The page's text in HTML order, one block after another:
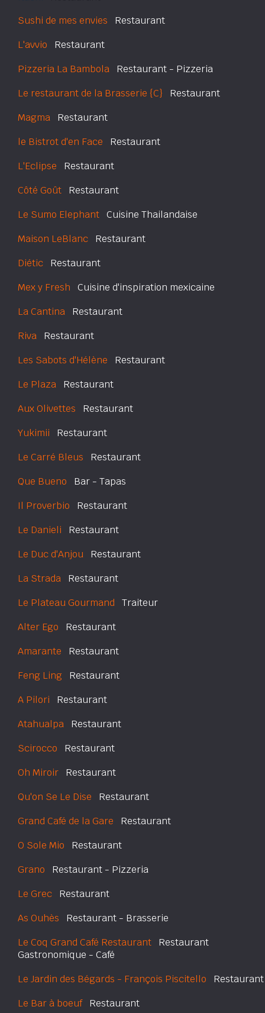
Sushi de mes envies Restaurant
L'avvio Restaurant
Pizzeria La Bambola Restaurant - Pizzeria
Le restaurant de la Brasserie {C} Restaurant
Magma Restaurant
le Bistrot d'en Face Restaurant
L'Eclipse Restaurant
Côté Goût Restaurant
Le Sumo Elephant Cuisine Thailandaise
Maison LeBlanc Restaurant
Diétic Restaurant
Mex y Fresh Cuisine d'inspiration mexicaine
La Cantina Restaurant
Riva Restaurant
Les Sabots d'Hélène Restaurant
Le Plaza Restaurant
Aux Olivettes Restaurant
Yukimii Restaurant
Le Carré Bleus Restaurant
Que Bueno Bar - Tapas
Il Proverbio Restaurant
Le Danieli Restaurant
Le Duc d'Anjou Restaurant
La Strada Restaurant
Le Plateau Gourmand Traiteur
Alter Ego Restaurant
Amarante Restaurant
Feng Ling Restaurant
A Pilori Restaurant
Atahualpa Restaurant
Scirocco Restaurant
Oh Miroir Restaurant
Qu'on Se Le Dise Restaurant
Grand Café de la Gare Restaurant
O Sole Mio Restaurant
Grano Restaurant - Pizzeria
Le Grec Restaurant
As Ouhès Restaurant - Brasserie
Le Coq Grand Café Restaurant Restaurant
Gastronomique - Café
Le Jardin des Bégards - François Piscitello Restaurant
Le Bar à boeufRestaurant